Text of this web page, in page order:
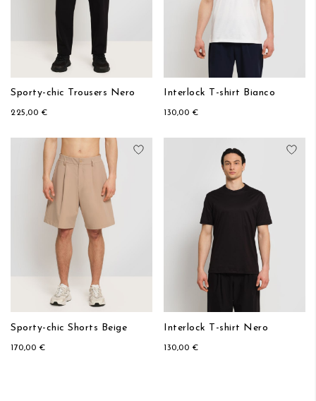
Sporty-chic Trousers Nero
225,00 €
Interlock T-shirt Bianco
130,00 €
Aggiungi alla lista desideri
Sporty-chic Shorts Beige
170,00 €
Interlock T-shirt Nero
130,00 €